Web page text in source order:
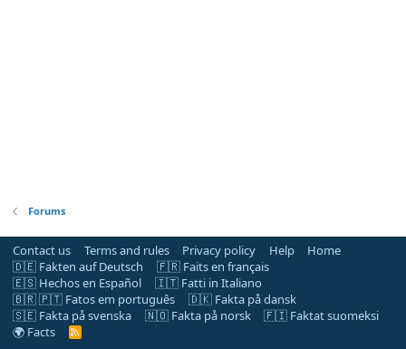
Forums
Contact us Terms and rules Privacy policy Help
Home
🇩🇪 Fakten auf Deutsch
🇫🇷 Faits en français
🇪🇸 Hechos en Español
🇮🇹 Fatti in Italiano
🇧🇷 🇵🇹 Fatos em português
🇩🇰 Fakta på dansk
🇸🇪 Fakta på svenska
🇳🇴 Fakta på norsk
🇫🇮 Faktat suomeksi
🌍 Facts
R